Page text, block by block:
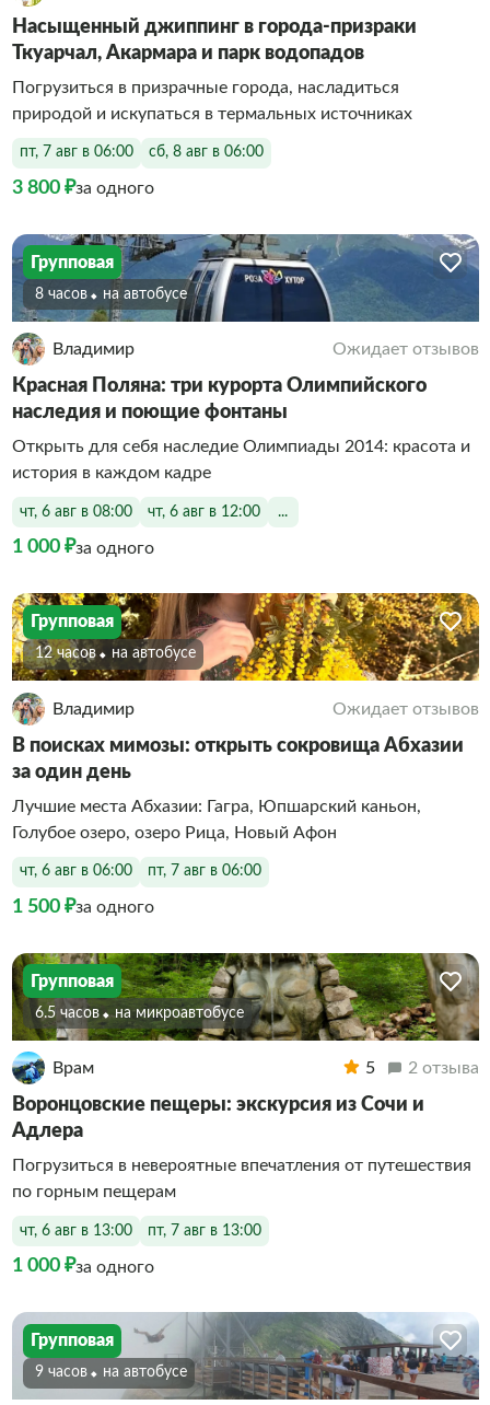
Насыщенный джиппинг в города-призраки
Ткуарчал, Акармара и парк водопадов
Погрузиться в призрачные города, насладиться
природой и искупаться в термальных источниках
пт, 7 авг в 06:00 сб, 8 авг в 06:00
3 800 ₽за одного
Групповая
8 часов На автобусе
Владимир Ожидает отзывов
Красная Поляна: три курорта Олимпийского
наследия и поющие фонтаны
Открыть для себя наследие Олимпиады 2014: красота и
история в каждом кадре
чт, 6 авг в 08:00 чт, 6 авг в 12:00 ...
1 000 ₽за одного
Групповая
12 часов На автобусе
Владимир Ожидает отзывов
В поисках мимозы: открыть сокровища Абхазии
за один день
Лучшие места Абхазии: Гагра, Юпшарский каньон,
Голубое озеро, озеро Рица, Новый Афон
чт, 6 авг в 06:00 пт, 7 авг в 06:00
1 500 ₽за одного
Групповая
6.5 часов На микроавтобусе
Врам 5 2 отзыва
Воронцовские пещеры: экскурсия из Сочи и
Адлера
Погрузиться в невероятные впечатления от путешествия
по горным пещерам
чт, 6 авг в 13:00 пт, 7 авг в 13:00
1 000 ₽за одного
Групповая
9 часов На автобусе